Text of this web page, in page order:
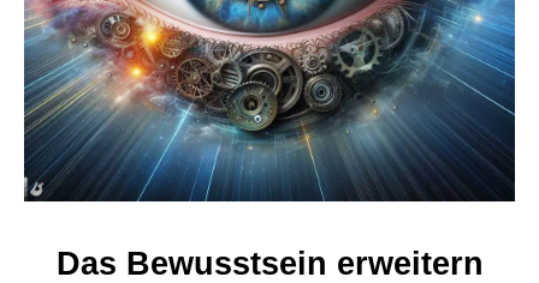
Das Bewusstsein erweitern